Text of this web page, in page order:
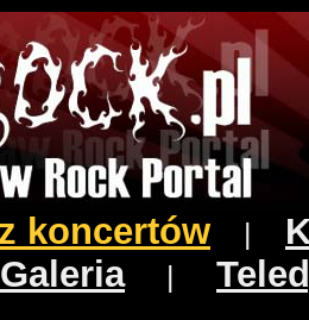
koncertów
Galeria|